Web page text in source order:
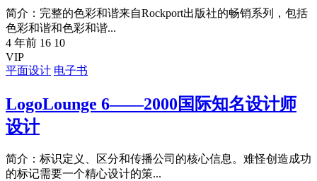
简介：完整的色彩和谐来自Rockport出版社的畅销系列，包括
色彩和谐和色彩和谐...
4 年前 16 10
VIP
平面设计 电子书
LogoLounge 6——2000国际知名设计师
设计
简介：标识定义、区分和传播公司的核心信息。难怪创造成功
的标记需要一个精心设计的策...